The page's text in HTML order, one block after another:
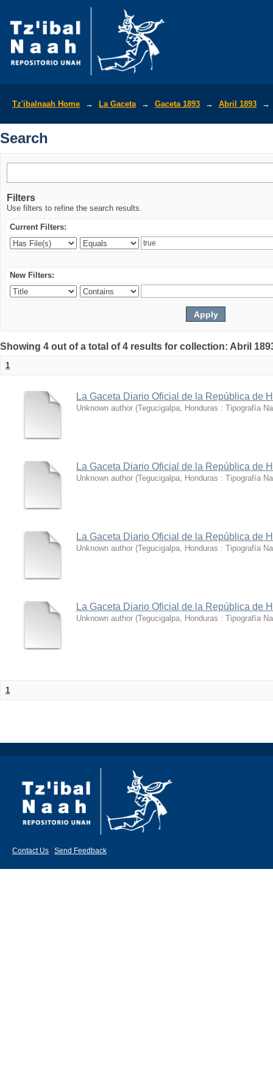
Tz'ibalnaah Home → La Gaceta → Gaceta 1893 → Abril 1893 →
Search
Filters
Use filters to refine the search results.
Current Filters:
New Filters:
Showing 4 out of a total of 4 results for collection: Abril
1
La Gaceta Diario Oficial de la República de
Unknown author (Tegucigalpa, Honduras : Tipografía
La Gaceta Diario Oficial de la República de
Unknown author (Tegucigalpa, Honduras : Tipografía
La Gaceta Diario Oficial de la República de
Unknown author (Tegucigalpa, Honduras : Tipografía
La Gaceta Diario Oficial de la República de
Unknown author (Tegucigalpa, Honduras : Tipografía
1
Contact Us Send Feedback